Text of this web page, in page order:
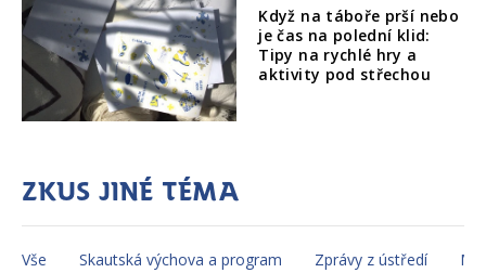
Když na táboře prší nebo
je čas na polední klid:
Tipy na rychlé hry a
aktivity pod střechou
Zkus jiné téma
Vše Skautská výchova a program Zprávy z ústředí